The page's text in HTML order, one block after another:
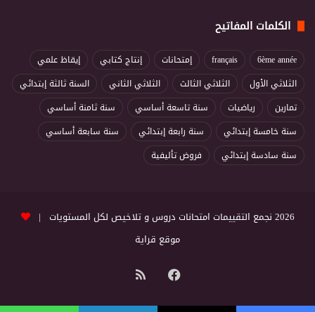
الكلمات المفاتيح
6ème année
français إمتحانات إنتاج كتابي
إيقاظ علمي
الثلاثي الأول
الثلاثي الثالث الثلاثي الثاني
السنة ثالثة إبتدائي
تمارين
رياضيات سنة تاسعة أساسي
سنة ثامنة أساسي
سنة خامسة إبتدائي
سنة رابعة إبتدائي
سنة سابعة أساسي
سنة سادسة إبتدائي
فروض تأليفية
2026 نجمع التقييمات امتحانات دروس و تلاخيص لكل المستويات |
موقع قراية
فيسبوك